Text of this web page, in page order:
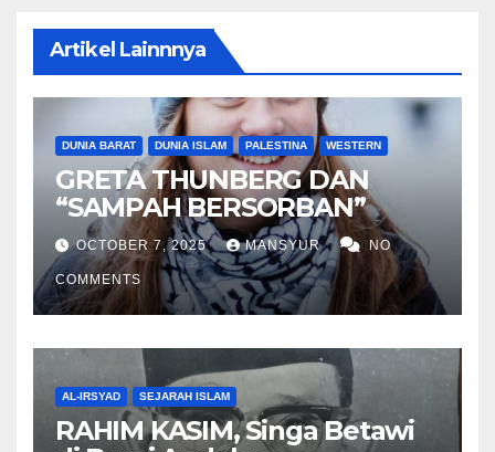
Artikel Lainnnya
DUNIA BARAT DUNIA ISLAM PALESTINA WESTERN
GRETA THUNBERG DAN
“SAMPAH BERSORBAN”
OCTOBER 7, 2025 MANSYUR NO
COMMENTS
AL-IRSYAD SEJARAH ISLAM
RAHIM KASIM, Singa Betawi